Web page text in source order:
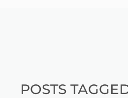
POSTS